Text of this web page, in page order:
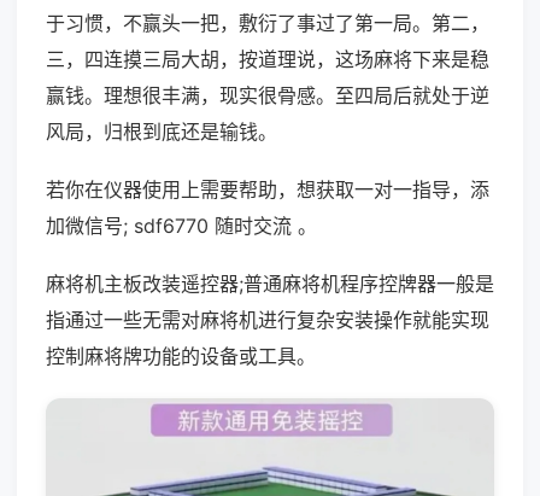
于习惯，不赢头一把，敷衍了事过了第一局。第二，
三，四连摸三局大胡，按道理说，这场麻将下来是稳
赢钱。理想很丰满，现实很骨感。至四局后就处于逆
风局，归根到底还是输钱。
若你在仪器使用上需要帮助，想获取一对一指导，添
加微信号; sdf6770 随时交流 。
麻将机主板改装遥控器;普通麻将机程序控牌器一般是
指通过一些无需对麻将机进行复杂安装操作就能实现
控制麻将牌功能的设备或工具。